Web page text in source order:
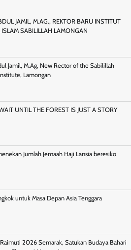
JAMIL, M.AG., REKTOR BARU INSTITUT
SABILILLAH LAMONGAN
Jamil, M.Ag, New Rector of the Sabilillah
Lamongan
UNTIL THE FOREST IS JUST A STORY
Jumlah Jemaah Haji Lansia beresiko
untuk Masa Depan Asia Tenggara
2026 Semarak, Satukan Budaya Bahari